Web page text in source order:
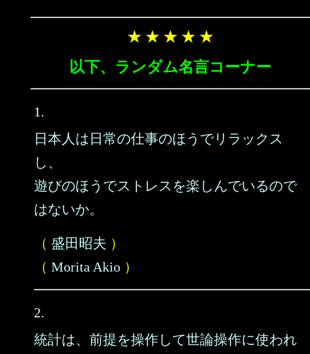
★ ★ ★ ★ ★
以下、ランダム名言コーナー
1.
日本人は日常の仕事のほうでリラックス
し、
遊びのほうでストレスを楽しんでいるので
はないか。
（ 盛田昭夫 ）
（ Morita Akio ）
2.
統計は、前提を操作して世論操作に使われ